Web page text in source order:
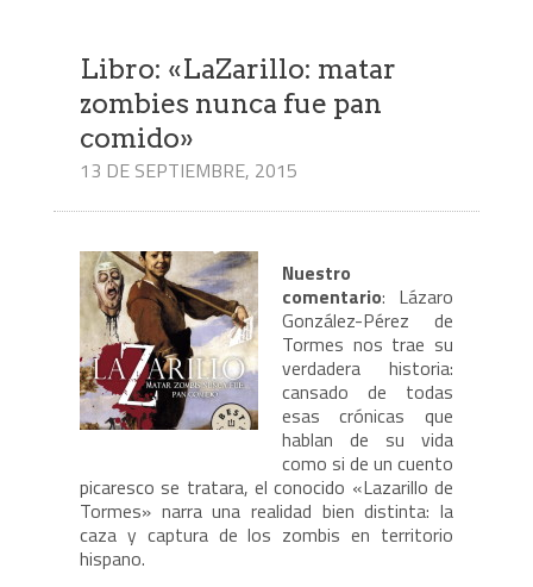
Libro: «LaZarillo: matar
zombies nunca fue pan
comido»
13 DE SEPTIEMBRE, 2015
Nuestro
comentario: Lázaro
González-Pérez de
Tormes nos trae su
verdadera historia:
cansado de todas
esas crónicas que
hablan de su vida
como si de un cuento
picaresco se tratara, el conocido «Lazarillo de
Tormes» narra una realidad bien distinta: la
caza y captura de los zombis en territorio
hispano.